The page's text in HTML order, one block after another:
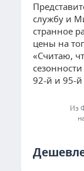
службу и
странное
цены на
«Считаю,
92-й и 95-й
Из